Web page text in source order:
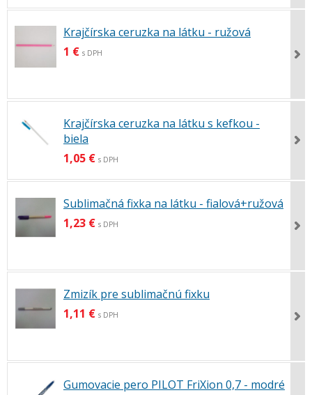
Krajčírska ceruzka na látku - ružová
1 € s DPH
Krajčírska ceruzka na látku s kefkou -
biela
1,05 € s DPH
Sublimačná fixka na látku - fialová+ružová
1,23 € s DPH
Zmizík pre sublimačnú fixku
1,11 € s DPH
Gumovacie pero PILOT FriXion 0,7 - modré